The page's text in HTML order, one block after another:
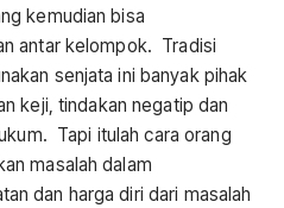
kemudian bisa
antar kelompok. Tradisi
senjata ini banyak pihak
keji, tindakan negatip dan
Tapi itulah cara orang
masalah dalam
dan harga diri dari masalah